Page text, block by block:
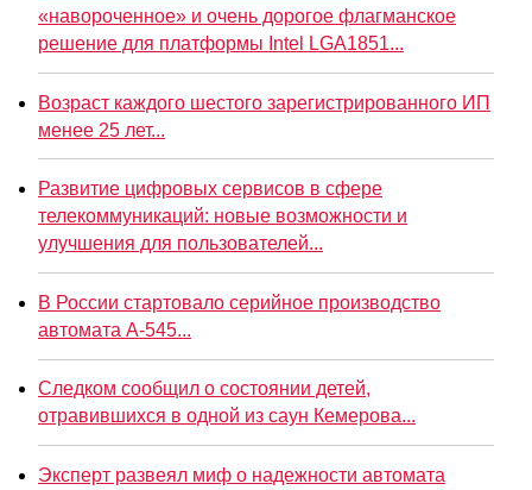
«навороченное» и очень дорогое флагманское
решение для платформы Intel LGA1851...
Возраст каждого шестого зарегистрированного ИП
менее 25 лет...
Развитие цифровых сервисов в сфере
телекоммуникаций: новые возможности и
улучшения для пользователей...
В России стартовало серийное производство
автомата А-545...
Следком сообщил о состоянии детей,
отравившихся в одной из саун Кемерова...
Эксперт развеял миф о надежности автомата